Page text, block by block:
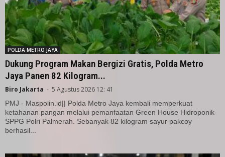
POLDA METRO JAYA
Dukung Program Makan Bergizi Gratis, Polda Metro
Jaya Panen 82 Kilogram...
Biro Jakarta - 5 Agustus 2026 12: 41
PMJ - Maspolin.id|| Polda Metro Jaya kembali memperkuat
ketahanan pangan melalui pemanfaatan Green House Hidroponik
SPPG Polri Palmerah. Sebanyak 82 kilogram sayur pakcoy
berhasil...